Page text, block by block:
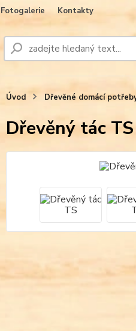
Fotogalerie Kontakty
Úvod Dřevěné domácí
Dřevěný tác TS